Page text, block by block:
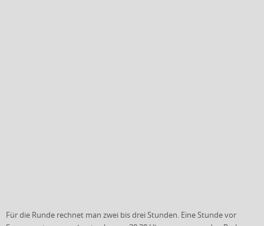
Für die Runde rechnet man zwei bis drei Stunden. Eine Stunde vor